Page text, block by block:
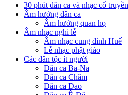
30 phút dân ca và nhạc cổ truyền
Âm hưởng dân ca
Âm hưởng quan họ
Âm nhạc nghi lễ
Âm nhạc cung đình Huế
Lễ nhạc phật giáo
Các dân tộc ít người
Dân ca Ba-Na
Dân ca Chăm
Dân ca Dao